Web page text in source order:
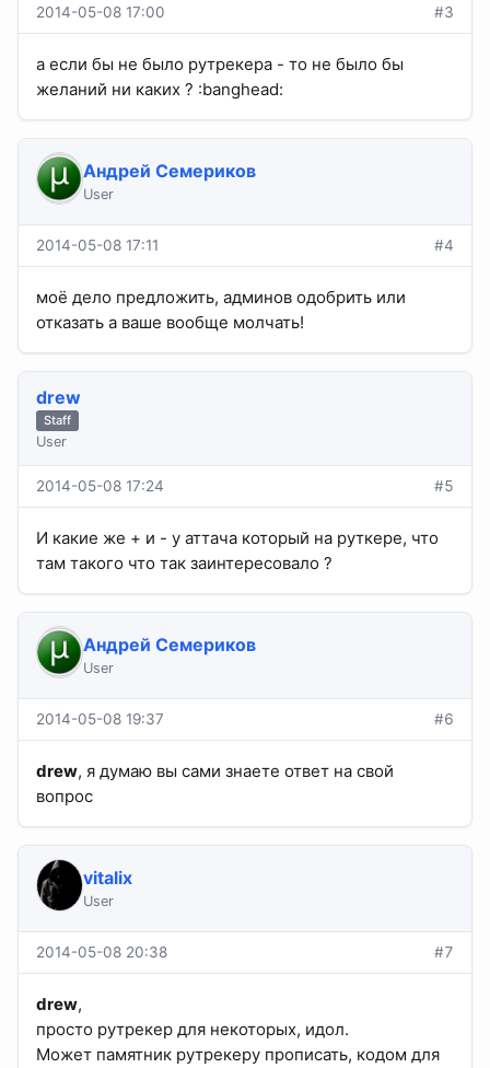
2014-05-08 17:00 #3
а если бы не было рутрекера - то не было бы
желаний ни каких ? :banghead:
Андрей Семериков
User
2014-05-08 17:11 #4
моё дело предложить, админов одобрить или
отказать а ваше вообще молчать!
drew
Staff
User
2014-05-08 17:24 #5
И какие же + и - у аттача который на руткере, что
там такого что так заинтересовало ?
Андрей Семериков
User
2014-05-08 19:37 #6
drew, я думаю вы сами знаете ответ на свой
вопрос
vitalix
User
2014-05-08 20:38 #7
drew,
просто рутрекер для некоторых, идол.
Может памятник рутрекеру прописать, кодом для